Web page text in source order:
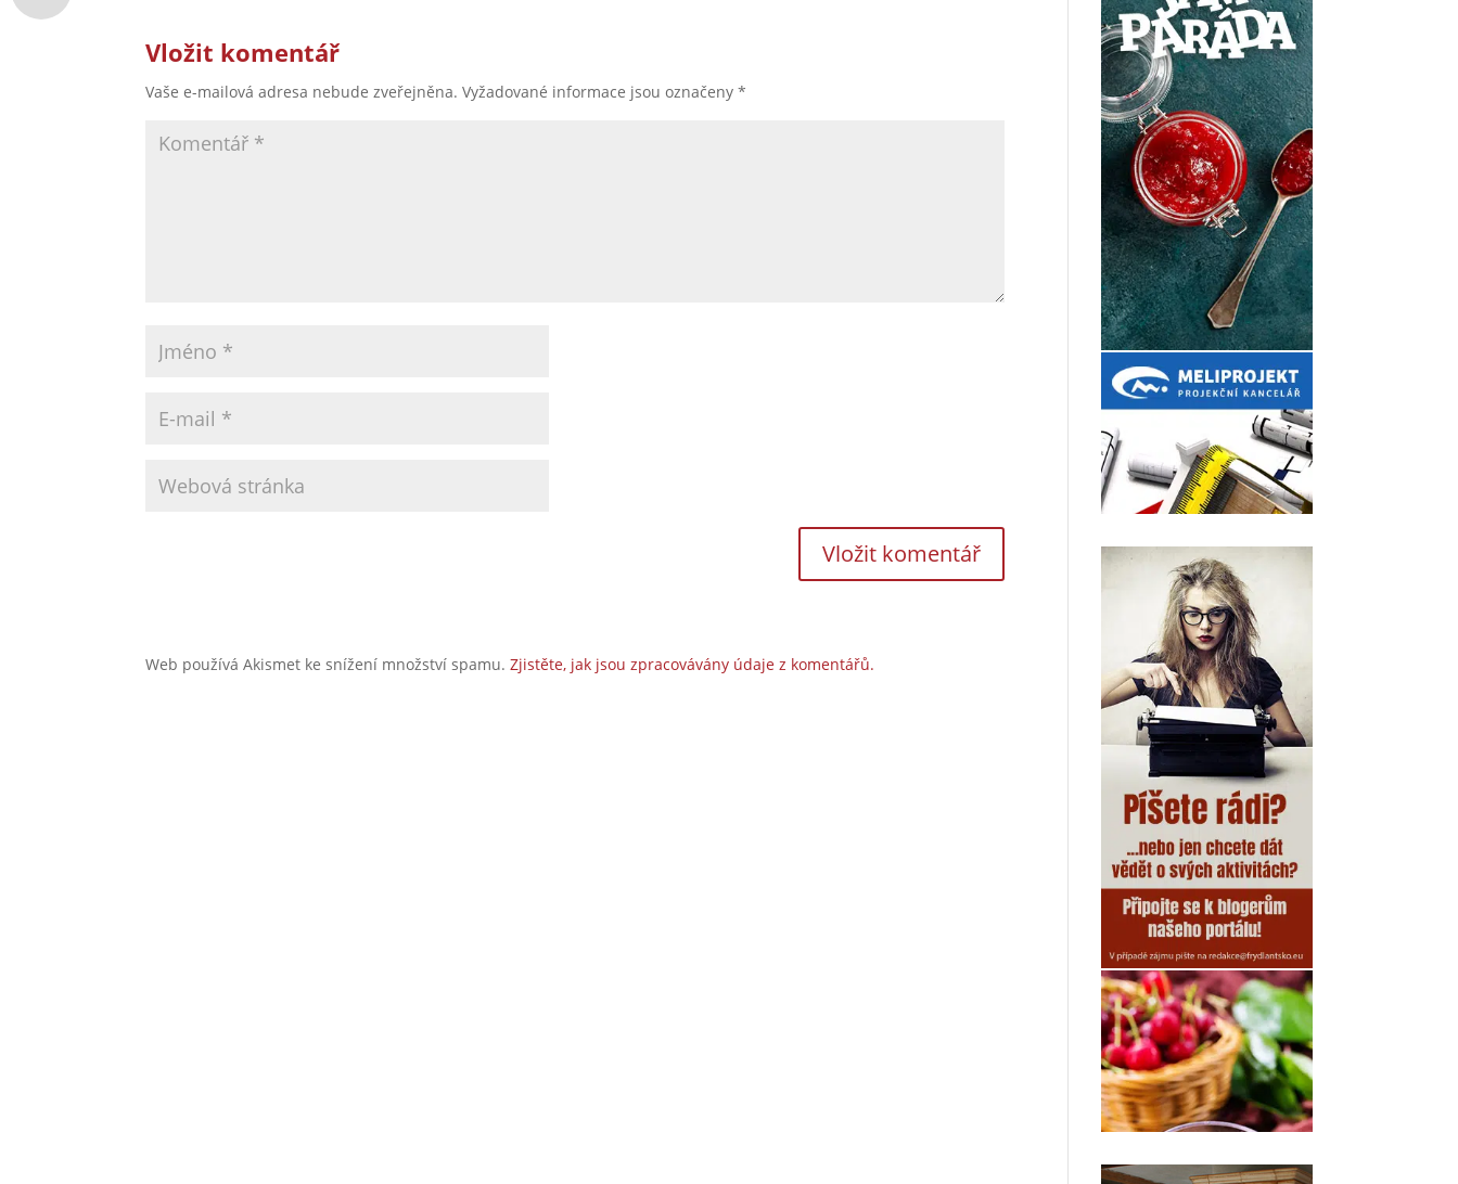
Vložit komentář
Vaše e-mailová adresa nebude zveřejněna. Vyžadované informace jsou označeny*
Web používá Akismet ke snížení množství spamu.Zjistěte, jak jsou zpracovávány údaje z komentářů.